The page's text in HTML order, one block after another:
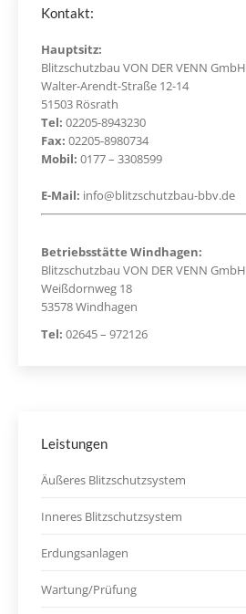
Kontakt:
Hauptsitz:
Blitzschutzbau VON DER VENN GmbH
Walter-Arendt-Straße 12-14
51503 Rösrath
Tel: 02205-8943230
Fax: 02205-8980734
Mobil: 0177 – 3308599
E-Mail: info@blitzschutzbau-bbv.de
Betriebsstätte Windhagen:
Blitzschutzbau VON DER VENN GmbH
Weißdornweg 18
53578 Windhagen
Tel: 02645 – 972126
Leistungen
Äußeres Blitzschutzsystem
Inneres Blitzschutzsystem
Erdungsanlagen
Wartung/Prüfung